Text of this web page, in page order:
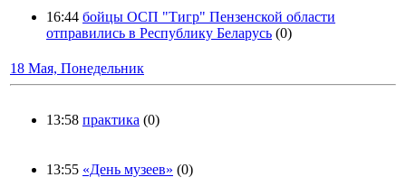
16:44 бойцы ОСП "Тигр" Пензенской области
отправились в Республику Беларусь (0)
18 Мая, Понедельник
13:58 практика (0)
13:55 «День музеев» (0)